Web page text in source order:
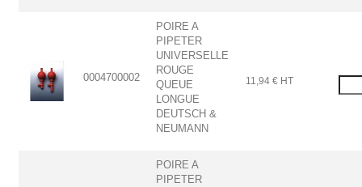
0004700002
POIRE A
PIPETER
UNIVERSELLE
ROUGE
QUEUE
LONGUE
DEUTSCH &
NEUMANN
11,94 € HT
POIRE A
PIPETER